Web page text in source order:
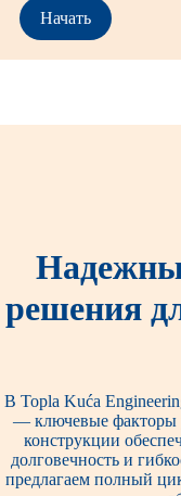
Начать
решения
В Topla Kuća
— ключевые факторы
конструкции
долговечность и
предлагаем полный